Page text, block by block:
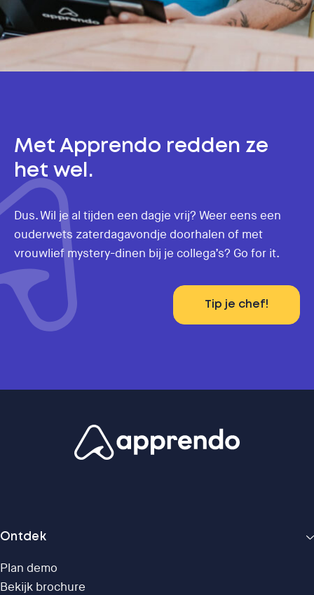
Met Apprendo redden ze
het wel.
Dus. Wil je al tijden een dagje vrij? Weer eens een
ouderwets zaterdagavondje doorhalen of met
vrouwlief mystery-dinen bij je collega’s? Go for it.
Tip je chef!
Ontdek
Plan demo
Bekijk brochure